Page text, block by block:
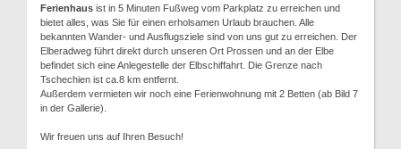
Ferienhaus ist in 5 Minuten Fußweg vom Parkplatz zu erreichen und
bietet alles, was Sie für einen erholsamen Urlaub brauchen. Alle
bekannten Wander- und Ausflugsziele sind von uns gut zu erreichen. Der
Elberadweg führt direkt durch unseren Ort Prossen und an der Elbe
befindet sich eine Anlegestelle der Elbschiffahrt. Die Grenze nach
Tschechien ist ca.8 km entfernt.
Außerdem vermieten wir noch eine Ferienwohnung mit 2 Betten (ab Bild 7
in der Gallerie).
Wir freuen uns auf Ihren Besuch!